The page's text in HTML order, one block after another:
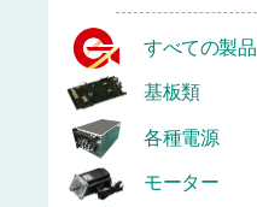
すべての製品
基板類
各種電源
モーター